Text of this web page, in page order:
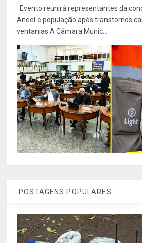
Evento reunirá representantes da
Aneel e população após transtornos
ventanias A Câmara Munic...
POSTAGENS POPULARES